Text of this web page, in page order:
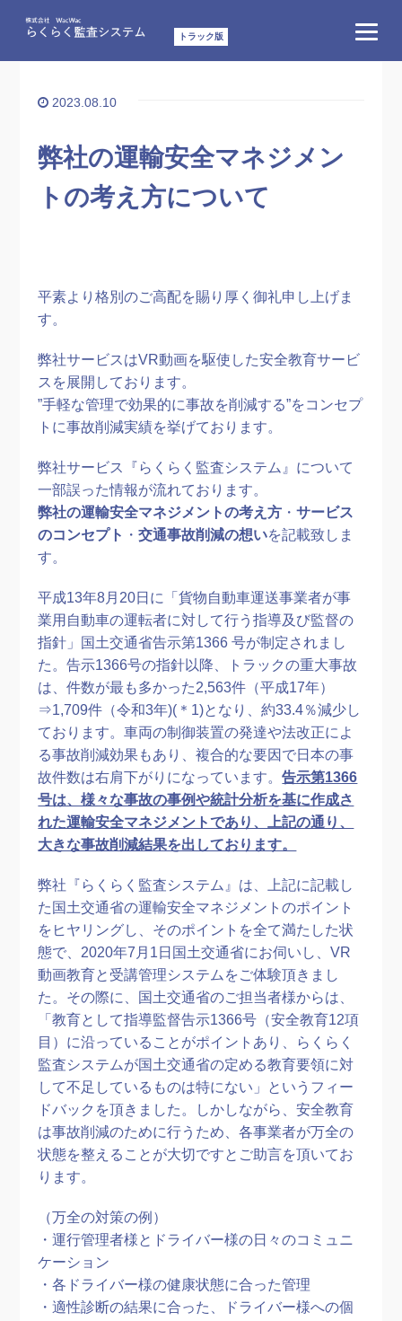
トラック版
ホーム / news/ 弊社の運輸安全マネジメントの考え方について
2023.08.10
弊社の運輸安全マネジメン
トの考え方について
平素より格別のご高配を賜り厚く御礼申し上げま
す。
弊社サービスはVR動画を駆使した安全教育サービ
スを展開しております。
”手軽な管理で効果的に事故を削減する”をコンセプ
トに事故削減実績を挙げております。
弊社サービス『らくらく監査システム』について
一部誤った情報が流れております。
弊社の運輸安全マネジメントの考え方 ・サービス
のコンセプト ・交通事故削減の想いを記載致しま
す。
平成13年8月20日に「貨物自動車運送事業者が事
業用自動車の運転者に対して行う指導及び監督の
指針」国土交通省告示第1366 号が制定されまし
た。告示1366号の指針以降、トラックの重大事故
は、件数が最も多かった2,563件（平成17年）
⇒1,709件（令和3年)(＊1)となり、約33.4％減少し
ております。車両の制御装置の発達や法改正によ
る事故削減効果もあり、複合的な要因で日本の事
故件数は右肩下がりになっています。告示第1366
号は、様々な事故の事例や統計分析を基に作成さ
れた運輸安全マネジメントであり、上記の通り、
大きな事故削減結果を出しております。
弊社『らくらく監査システム』は、上記に記載し
た国土交通省の運輸安全マネジメントのポイント
をヒヤリングし、そのポイントを全て満たした状
態で、2020年7月1日国土交通省にお伺いし、VR
動画教育と受講管理システムをご体験頂きまし
た。その際に、国土交通省のご担当者様からは、
「教育として指導監督告示1366号（安全教育12項
目）に沿っていることがポイントあり、らくらく
監査システムが国土交通省の定める教育要領に対
して不足しているものは特にない」というフィー
ドバックを頂きました。しかしながら、安全教育
は事故削減のために行うため、各事業者が万全の
状態を整えることが大切ですとご助言を頂いてお
ります。
（万全の対策の例）
・運行管理者様とドライバー様の日々のコミュニ
ケーション
・各ドライバー様の健康状態に合った管理
・適性診断の結果に合った、ドライバー様への個